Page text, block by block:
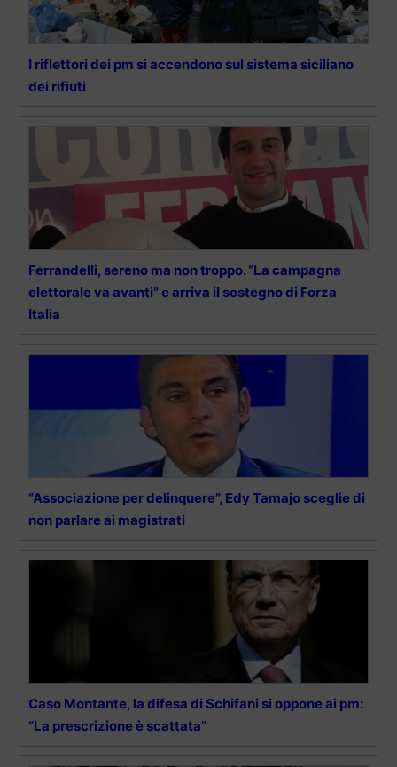
I riflettori dei pm si accendono sul sistema siciliano
dei rifiuti
Ferrandelli, sereno ma non troppo. “La campagna
elettorale va avanti” e arriva il sostegno di Forza
Italia
“Associazione per delinquere”, Edy Tamajo sceglie di
non parlare ai magistrati
Caso Montante, la difesa di Schifani si oppone ai pm:
“La prescrizione è scattata”